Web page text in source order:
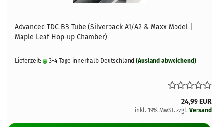
Advanced TDC BB Tube (Silverback A1/A2 & Maxx Model |
Maple Leaf Hop-up Chamber)
Lieferzeit: 3-4 Tage innerhalb Deutschland (Ausland abweichend)
24,99 EUR
inkl. 19% MwSt. zzgl. Versand